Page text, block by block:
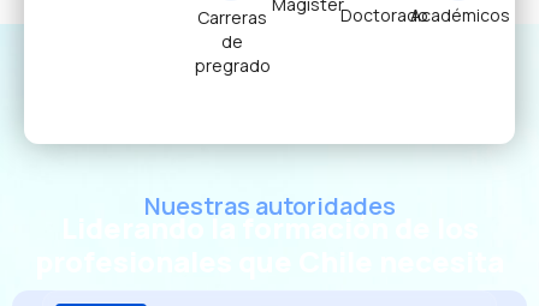
Carreras
de
pregrado
MagísterDoctoradoAcadémicos
Nuestras autoridades
Liderando la formación de los